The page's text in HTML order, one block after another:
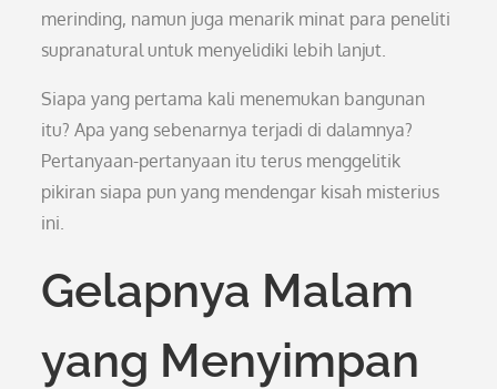
merinding, namun juga menarik minat para peneliti
supranatural untuk menyelidiki lebih lanjut.
Siapa yang pertama kali menemukan bangunan
itu? Apa yang sebenarnya terjadi di dalamnya?
Pertanyaan-pertanyaan itu terus menggelitik
pikiran siapa pun yang mendengar kisah misterius
ini.
Gelapnya Malam
yang Menyimpan